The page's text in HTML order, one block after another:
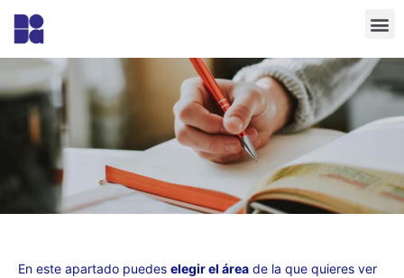
En este apartado puedes elegir el área de la que quieres ver